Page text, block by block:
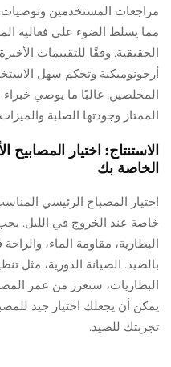
مراجعات المستخدمين وتوصيات
مما يسلط الضوء على فعالية
الحقيقية. وفقًا للتقييمات
أرجونوميكية وتحكم سهل
المخلصين. غالبًا ما يوصي خبراء
الممتاز وجودتها الصلبة
الاستنتاج: اختيار المصابيح
الخاصة بك
اختيار المصباح الرئيسي
خاصة عند الخروج في الليل.
البطارية، مقاومة الماء،
بالصيد. الصيانة الدورية، مثل
البطاريات، ستعزز من عمر
يمكن أن يجعلك اختيار جيد
تجربتك للصيد.